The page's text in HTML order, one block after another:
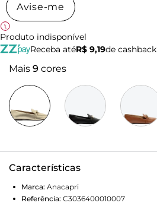
Avise-me
Produto indisponível
Receba atéR$ 9,19de cashback
Mais 9 cores
Características
Marca: Anacapri
Referência: C3036400010007